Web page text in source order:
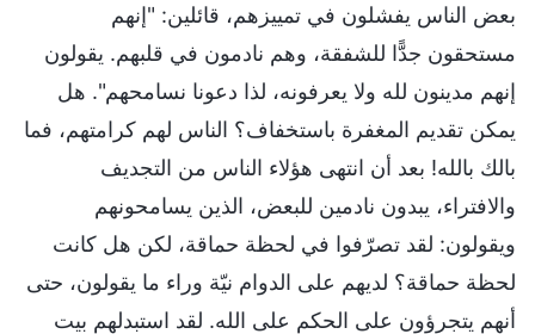
بعض الناس يفشلون في تمييزهم، قائلين: "إنهم
مستحقون جدًّا للشفقة، وهم نادمون في قلبهم. يقولون
إنهم مدينون لله ولا يعرفونه، لذا دعونا نسامحهم". هل
يمكن تقديم المغفرة باستخفاف؟ الناس لهم كرامتهم، فما
بالك بالله! بعد أن انتهى هؤلاء الناس من التجديف
والافتراء، يبدون نادمين للبعض، الذين يسامحونهم
ويقولون: لقد تصرّفوا في لحظة حماقة، لكن هل كانت
لحظة حماقة؟ لديهم على الدوام نيّة وراء ما يقولون، حتى
أنهم يتجرؤون على الحكم على الله. لقد استبدلهم بيت